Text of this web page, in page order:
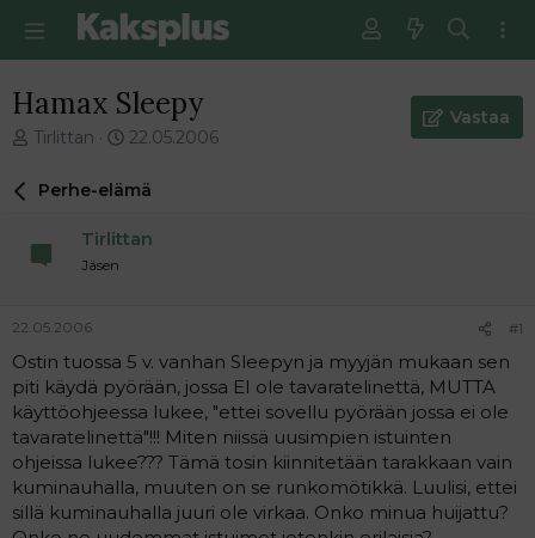
Hamax Sleepy
V
e
i
t
u
n
a
o
i
t
t
Tirlittan
E
s
m
n
v
i
e
s
i
22.05.2006
Vastaa
Perhe-elämä
Tirlittan
Jäsen
22.05.2006 #1
Ostin tuossa 5 v. vanhan Sleepyn ja myyjän mukaan sen
piti käydä pyörään, jossa EI ole tavaratelinettä, MUTTA
käyttöohjeessa lukee, "ettei sovellu pyörään jossa ei ole
tavaratelinettä"!!! Miten niissä uusimpien istuinten
ohjeissa lukee??? Tämä tosin kiinnitetään tarakkaan vain
kuminauhalla, muuten on se runkomötikkä. Luulisi, ettei
sillä kuminauhalla juuri ole virkaa. Onko minua huijattu?